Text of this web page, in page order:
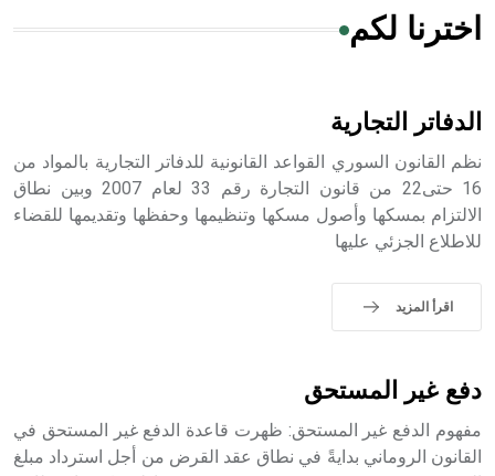
هل تعلم أن الأبسيد كلمة فرنسية اللفظ تم اعتمادها مصطلحاً
- هل تعلم أن أبجر Abgar اسم معروف جيداً يعود إلى عدد من
الملوك الذين حكموا مدينة إديسا (الرها) من أبجر الأول وحتى
sign تكتب منفصلة غير متصلة، وتعتمد المبدأ الأكوروفوني،
حيث تقتصر القيمة الصوتية للعلامة الك
اخترنا لكم
الدفاتر التجارية
نظم القانون السوري القواعد القانونية للدفاتر التجارية بالمواد من
16 حتى22 من قانون التجارة رقم 33 لعام 2007 وبين نطاق
الالتزام بمسكها وأصول مسكها وتنظيمها وحفظها وتقديمها للقضاء
للاطلاع الجزئي عليها
اقرأ المزيد
دفع غير المستحق
مفهوم الدفع غير المستحق: ظهرت قاعدة الدفع غير المستحق في
القانون الروماني بدايةً في نطاق عقد القرض من أجل استرداد مبلغ